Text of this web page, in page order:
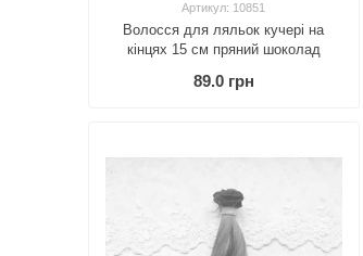
Артикул: 10851
Волосся для ляльок кучері на
кінцях 15 см пряний шоколад
89.0 грн